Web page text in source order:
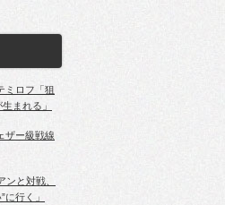
ミロフ「狙
まれる」
ザー級戦線
ンと対戦、
行く」